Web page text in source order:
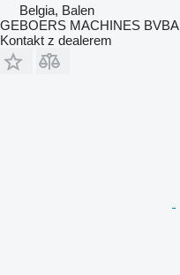
Belgia, Balen
GEBOERS MACHINES BVBA
Kontakt z dealerem